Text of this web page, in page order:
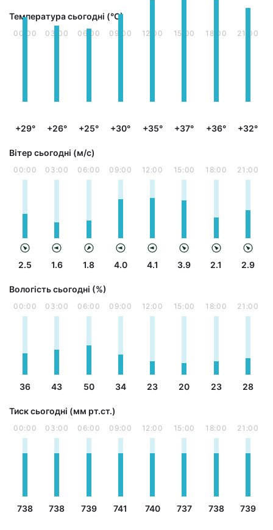
Температура сьогодні (°С)
00:00
+29°
03:00
+26°
06:00
+25°
09:00
+30°
12:00
+35°
15:00
+37°
18:00
+36°
21:00
+32°
Вітер сьогодні (м/с)
00:00
2.5
03:00
1.6
06:00
1.8
09:00
4.0
12:00
4.1
15:00
3.9
18:00
2.1
21:00
2.9
Вологість сьогодні (%)
00:00
36
03:00
43
06:00
50
09:00
34
12:00
23
15:00
20
18:00
23
21:00
28
Тиск сьогодні (мм рт.ст.)
00:00
738
03:00
738
06:00
739
09:00
741
12:00
740
15:00
737
18:00
738
21:00
739